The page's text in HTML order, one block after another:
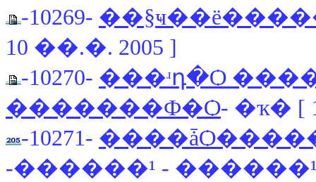
-10269-
10 ��.�. 2005 ]
-10270- ���ʴդ�Ѻ ����
�������Ф�Ѻ- �ҡ� [
-10271-
-������¹ -